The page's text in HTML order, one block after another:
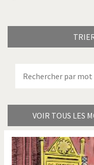
VOIR TOUS LES
Bye Biden!
Chère énergie!
Cybermonde